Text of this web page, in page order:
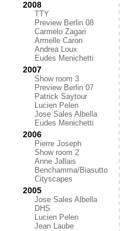
2008
TTY
Preview Berlin 08
Carmelo Zagari
Armelle Caron
Andrea Loux
Eudes Menichetti
2007
Show room 3
Preview Berlin 07
Patrick Saytour
Lucien Pelen
Jose Sales Albella
Eudes Menichetti
2006
Pierre Joseph
Show room 2
Anne Jallais
Benchamma/Biasutto
Cityscapes
2005
Jose Sales Albella
DHS
Lucien Pelen
Jean Laube